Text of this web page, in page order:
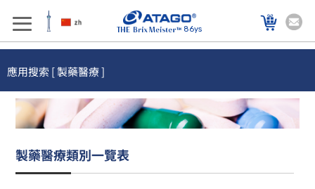
86ys
應用搜索 [ 製藥醫療 ]
製藥醫療類別一覽表